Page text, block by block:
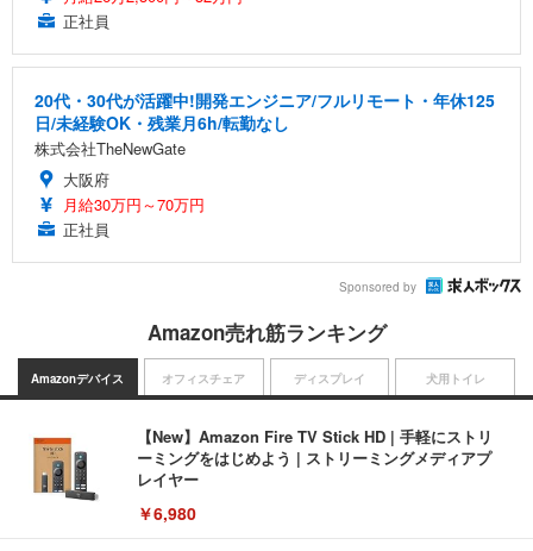
正社員
20代・30代が活躍中!開発エンジニア/フルリモート・年休125
日/未経験OK・残業月6h/転勤なし
株式会社TheNewGate
大阪府
月給30万円～70万円
正社員
Sponsored by
Amazon売れ筋ランキング
Amazonデバイス
【New】Amazon Fire TV Stick HD | 手軽にストリ
ーミングをはじめよう | ストリーミングメディアプ
レイヤー
￥6,980
オフィスチェア ディスプレイ 犬用トイレ